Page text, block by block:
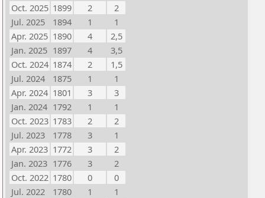
Oct. 2025 1899 2
2
Jul. 2025
1894 1
1
Apr. 2025 1890 4
2,5
Jan. 2025 1897 4
3,5
Oct. 2024 1874 2
1,5
Jul. 2024
1875 1
1
Apr. 2024 1801 3
3
Jan. 2024 1792 1
1
Oct. 2023 1783 2
2
Jul. 2023
1778 3
1
Apr. 2023 1772 3
2
Jan. 2023 1776 3
2
Oct. 2022 1780 0
0
Jul. 2022
1780 1
1